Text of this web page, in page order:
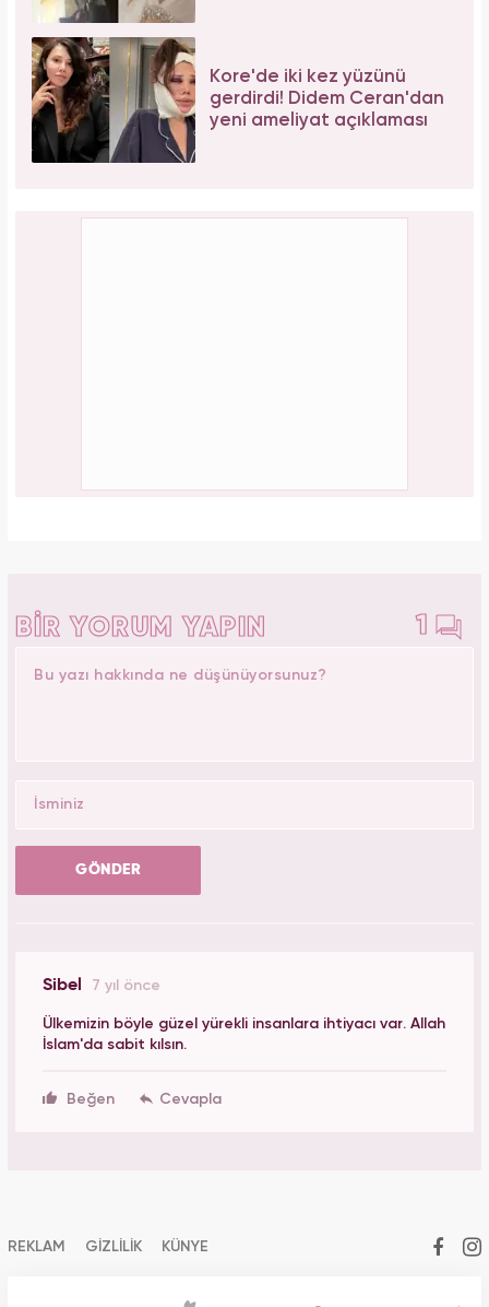
Kore'de iki kez yüzünü
gerdirdi! Didem Ceran'dan
yeni ameliyat açıklaması
BİR YORUM YAPIN 1
GÖNDER
Sibel 7 yıl önce
Ülkemizin böyle güzel yürekli insanlara ihtiyacı var. Allah
İslam'da sabit kılsın.
Beğen
REKLAM GİZLİLİK KÜNYE